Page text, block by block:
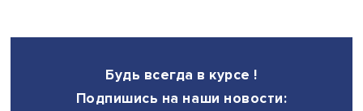
«Не сомневаюсь, что тренды, формирующиеся в
этому, чтобы переломный момент, когда Африка станет
ведущей силой в мире, не стал для нас шоком», —
Леонид Исаев.